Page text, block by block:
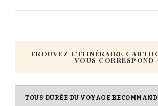
TROUVEZ L’ITINÉRAIRE
VOUS CORRESPOND